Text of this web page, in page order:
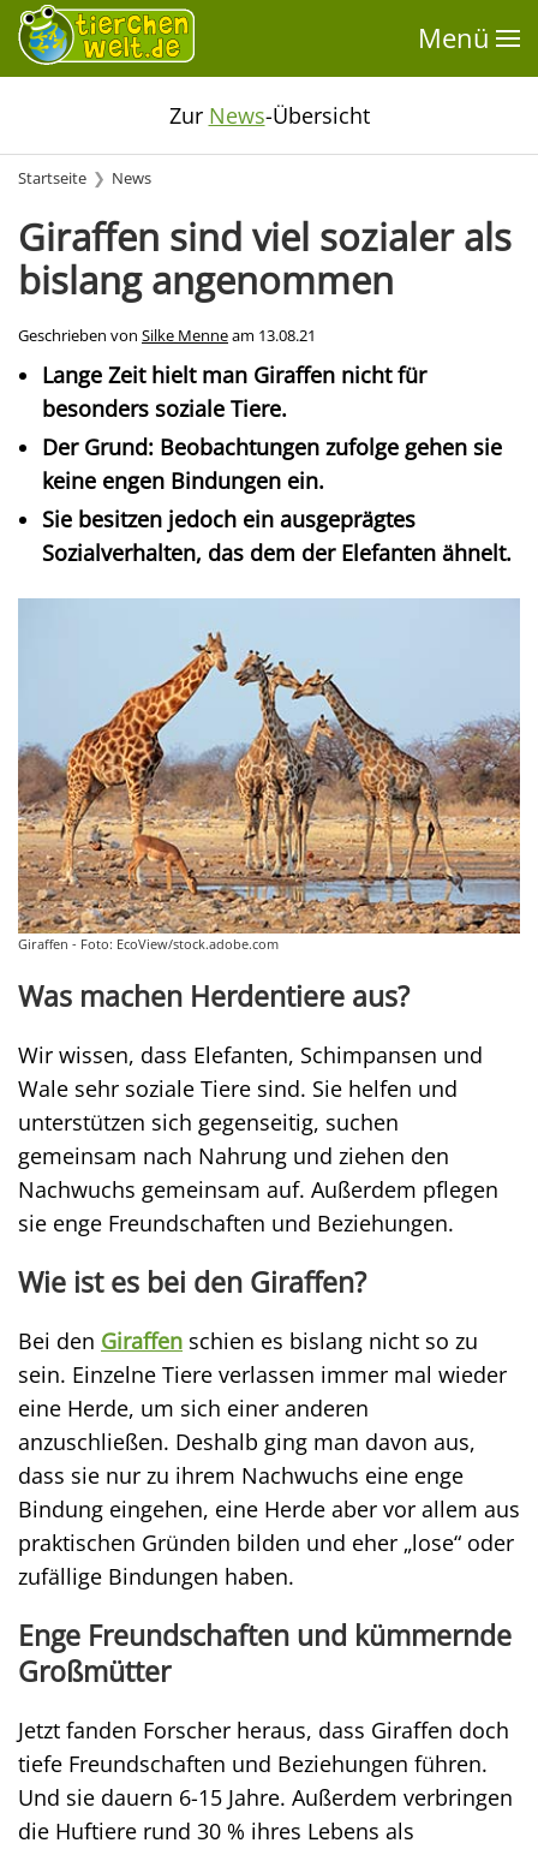
Menü
Zur News-Übersicht
Startseite News
Giraffen sind viel sozialer als
bislang angenommen
Geschrieben von Silke Menneam 13.08.21
Lange Zeit hielt man Giraffen nicht für
besonders soziale Tiere.
Der Grund: Beobachtungen zufolge gehen sie
keine engen Bindungen ein.
Sie besitzen jedoch ein ausgeprägtes
Sozialverhalten, das dem der Elefanten ähnelt.
Giraffen - Foto: EcoView/stock.adobe.com
Was machen Herdentiere aus?
Wir wissen, dass Elefanten, Schimpansen und
Wale sehr soziale Tiere sind. Sie helfen und
unterstützen sich gegenseitig, suchen
gemeinsam nach Nahrung und ziehen den
Nachwuchs gemeinsam auf. Außerdem pflegen
sie enge Freundschaften und Beziehungen.
Wie ist es bei den Giraffen?
Bei den Giraffen schien es bislang nicht so zu
sein. Einzelne Tiere verlassen immer mal wieder
eine Herde, um sich einer anderen
anzuschließen. Deshalb ging man davon aus,
dass sie nur zu ihrem Nachwuchs eine enge
Bindung eingehen, eine Herde aber vor allem aus
praktischen Gründen bilden und eher „lose“ oder
zufällige Bindungen haben.
Enge Freundschaften und kümmernde
Großmütter
Jetzt fanden Forscher heraus, dass Giraffen doch
tiefe Freundschaften und Beziehungen führen.
Und sie dauern 6-15 Jahre. Außerdem verbringen
die Huftiere rund 30 % ihres Lebens als